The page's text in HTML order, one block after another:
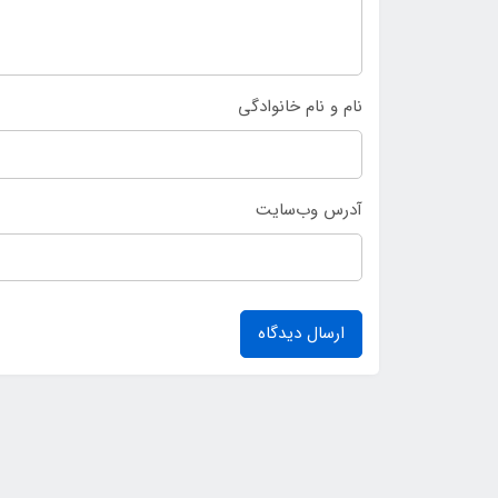
نام و نام خانوادگی
آدرس وب‌سایت
ارسال دیدگاه